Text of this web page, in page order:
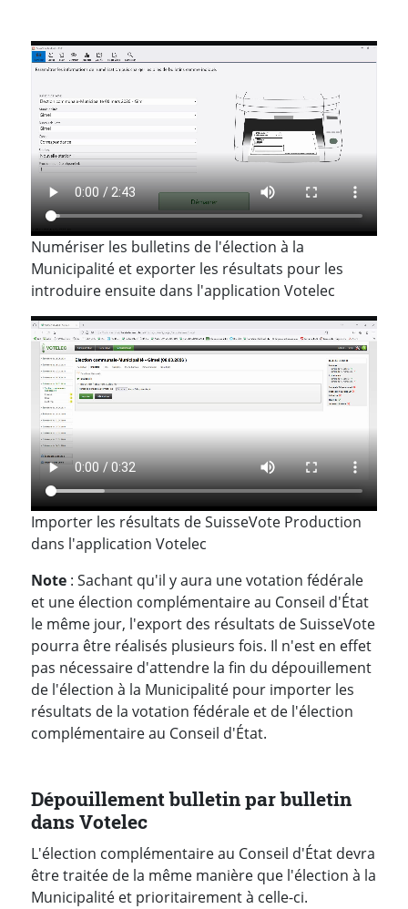
Numériser les bulletins de l'élection à la
Municipalité et exporter les résultats pour les
introduire ensuite dans l'application Votelec
Importer les résultats de SuisseVote Production
dans l'application Votelec
Note : Sachant qu'il y aura une votation fédérale
et une élection complémentaire au Conseil d'État
le même jour, l'export des résultats de SuisseVote
pourra être réalisés plusieurs fois. Il n'est en effet
pas nécessaire d'attendre la fin du dépouillement
de l'élection à la Municipalité pour importer les
résultats de la votation fédérale et de l'élection
complémentaire au Conseil d'État.
Dépouillement bulletin par bulletin
dans Votelec
L'élection complémentaire au Conseil d'État devra
être traitée de la même manière que l'élection à la
Municipalité et prioritairement à celle-ci.